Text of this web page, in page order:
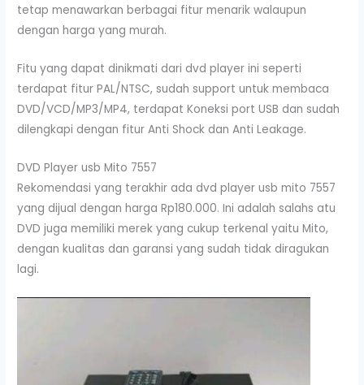
tetap menawarkan berbagai fitur menarik walaupun
dengan harga yang murah.
Fitu yang dapat dinikmati dari dvd player ini seperti
terdapat fitur PAL/NTSC, sudah support untuk membaca
DVD/VCD/MP3/MP4, terdapat Koneksi port USB dan sudah
dilengkapi dengan fitur Anti Shock dan Anti Leakage.
DVD Player usb Mito 7557
Rekomendasi yang terakhir ada dvd player usb mito 7557
yang dijual dengan harga Rp180.000. Ini adalah salahs atu
DVD juga memiliki merek yang cukup terkenal yaitu Mito,
dengan kualitas dan garansi yang sudah tidak diragukan
lagi.